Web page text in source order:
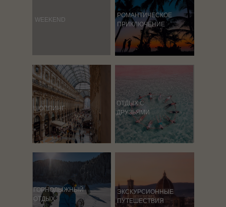
ГОРНОЛЫЖНЫЙ
ОТДЫХ
ЭКСКУРСИОННЫЕ
ПУТЕШЕСТВИЯ
ШОППИНГ
WEEKEND
РОМАНТИЧЕСКОЕ
ПРИКЛЮЧЕНИЕ
ОТДЫХ С
ДРУЗЬЯМИ